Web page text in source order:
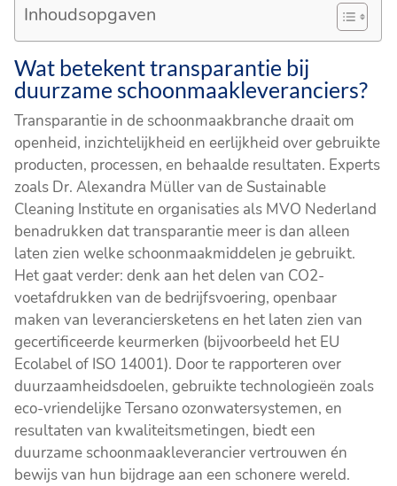
Inhoudsopgaven
Wat betekent transparantie bij
duurzame schoonmaakleveranciers?
Transparantie in de schoonmaakbranche draait om
openheid, inzichtelijkheid en eerlijkheid over gebruikte
producten, processen, en behaalde resultaten. Experts
zoals Dr. Alexandra Müller van de Sustainable
Cleaning Institute en organisaties als MVO Nederland
benadrukken dat transparantie meer is dan alleen
laten zien welke schoonmaakmiddelen je gebruikt.
Het gaat verder: denk aan het delen van CO2-
voetafdrukken van de bedrijfsvoering, openbaar
maken van leveranciersketens en het laten zien van
gecertificeerde keurmerken (bijvoorbeeld het EU
Ecolabel of ISO 14001). Door te rapporteren over
duurzaamheidsdoelen, gebruikte technologieën zoals
eco-vriendelijke Tersano ozonwatersystemen, en
resultaten van kwaliteitsmetingen, biedt een
duurzame schoonmaakleverancier vertrouwen én
bewijs van hun bijdrage aan een schonere wereld.